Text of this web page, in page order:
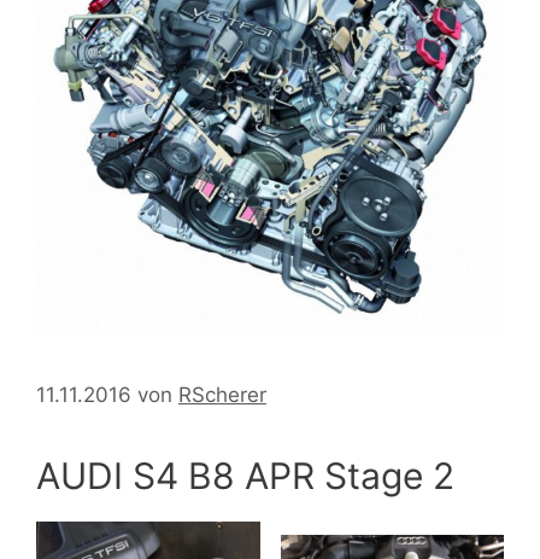
11.11.2016 von RScherer
AUDI S4 B8 APR Stage 2